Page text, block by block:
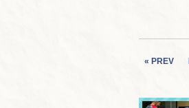
« PREV